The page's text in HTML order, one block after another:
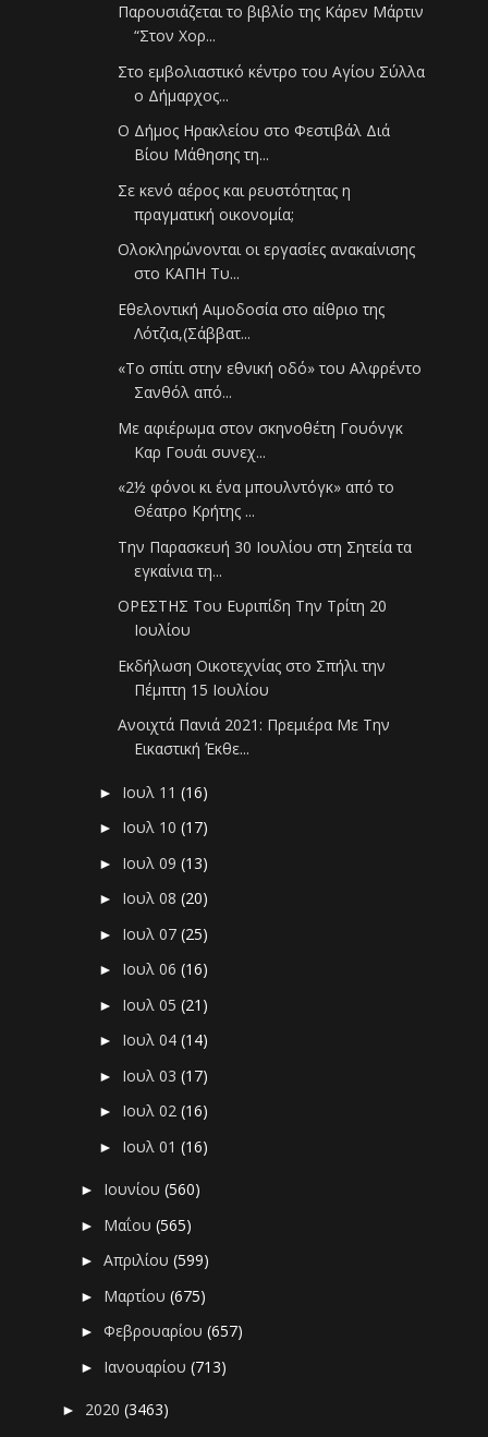
Παρουσιάζεται το βιβλίο της Κάρεν Μάρτιν
“Στον Χορ...
Στο εμβολιαστικό κέντρο του Αγίου Σύλλα
ο Δήμαρχος...
Ο Δήμος Ηρακλείου στο Φεστιβάλ Διά
Βίου Μάθησης τη...
Σε κενό αέρος και ρευστότητας η
πραγματική οικονομία;
Ολοκληρώνονται οι εργασίες ανακαίνισης
στο ΚΑΠΗ Τυ...
Εθελοντική Αιμοδοσία στο αίθριο της
Λότζια,(Σάββατ...
«To σπίτι στην εθνική οδό» του Αλφρέντο
Σανθόλ από...
Με αφιέρωμα στον σκηνοθέτη Γουόνγκ
Καρ Γουάι συνεχ...
«2½ φόνοι κι ένα μπουλντόγκ» από το
Θέατρο Κρήτης ...
Την Παρασκευή 30 Ιουλίου στη Σητεία τα
εγκαίνια τη...
ΟΡΕΣΤΗΣ Του Ευριπίδη Την Τρίτη 20
Ιουλίου
Εκδήλωση Οικοτεχνίας στο Σπήλι την
Πέμπτη 15 Ιουλίου
Ανοιχτά Πανιά 2021: Πρεμιέρα Με Την
Εικαστική Έκθε...
► Ιουλ 11(16)
► Ιουλ 10(17)
► Ιουλ 09(13)
► Ιουλ 08(20)
► Ιουλ 07(25)
► Ιουλ 06(16)
► Ιουλ 05(21)
► Ιουλ 04(14)
► Ιουλ 03(17)
► Ιουλ 02(16)
► Ιουλ 01(16)
► Ιουνίου(560)
► Μαΐου(565)
►Απριλίου(599)
► Μαρτίου(675)
►Φεβρουαρίου(657)
► Ιανουαρίου(713)
► 2020(3463)